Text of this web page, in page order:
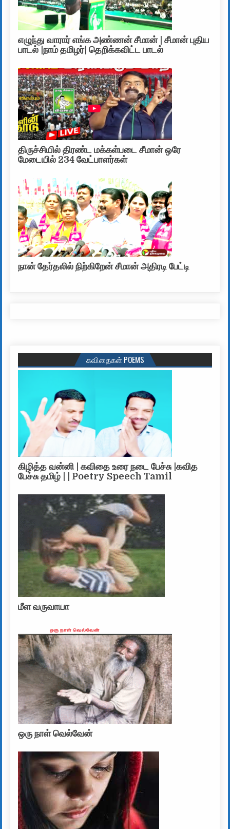
எழுந்து வாரார் எங்க அண்ணன் சீமான் | சீமான் புதிய
பாடல் |நாம் தமிழர்| தெறிக்கவிட்ட பாடல்
திருச்சியில் திரண்ட மக்கள்படை சீமான் ஒரே
மேடையில் 234 வேட்பாளர்கள்
நான் தேர்தலில் நிற்கிறேன் சீமான் அதிரடி பேட்டி
கவிதைகள் POEMS
கிழித்த வன்னி | கவிதை உரை நடை பேச்சு |கவித
பேச்சு தமிழ் | | Poetry Speech Tamil
மீள வருவாயா
ஒரு நாள் வெல்வேன்